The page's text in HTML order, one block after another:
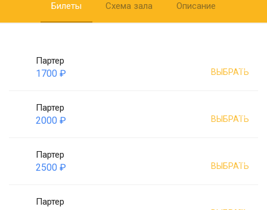
Билеты Схема зала Описание
Партер
1700 ₽ ВЫБРАТЬ
Партер
2000 ₽ ВЫБРАТЬ
Партер
2500 ₽ ВЫБРАТЬ
Партер